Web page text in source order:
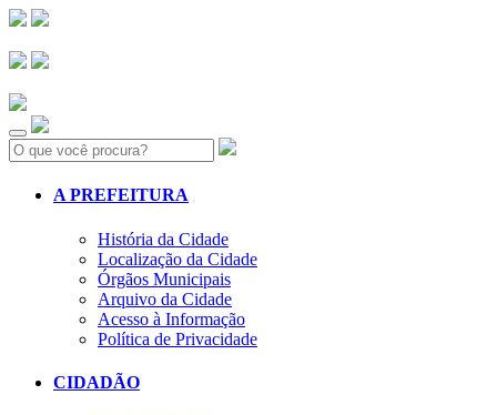
Search:
A PREFEITURA
História da Cidade
Localização da Cidade
Órgãos Municipais
Arquivo da Cidade
Acesso à Informação
Política de Privacidade
CIDADÃO